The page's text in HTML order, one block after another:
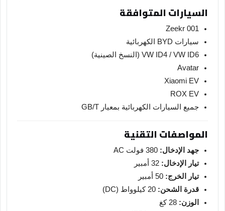
السيارات المتوافقة
Zeekr 001
سيارات BYD الكهربائية
VW ID4 / VW ID6 (النسخ الصينية)
Avatar
Xiaomi EV
ROX EV
جميع السيارات الكهربائية بمعيار GB/T
المواصفات التقنية
جهد الإدخال:
تيار الإدخال:
تيار الخرج:
قدرة الشحن:
الوزن: